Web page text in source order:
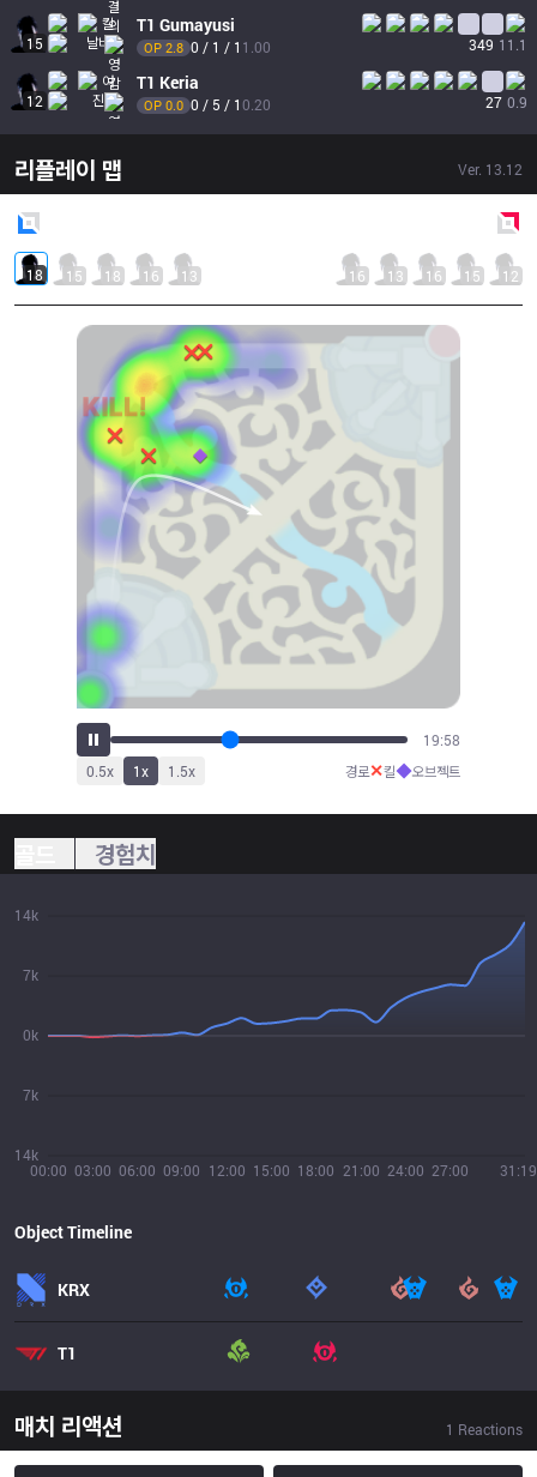
15
T1 Gumayusi
OP 2.8 0 / 1 / 1 1.00 349 11.1
12
T1 Keria
OP 0.0 0 / 5 / 10.20 27 0.9
리플레이 맵 Ver. 13.12
18 15 18 16 13 16 13 16 15 12
22:16
0.5x 1x 1.5x 경로✕킬◆오브젝트
경험치
00:00 03:00 06:00 09:00 12:00 15:00 18:00 21:00 24:00 27:00 31:19
14k
7k
0k
7k
14k
Object Timeline
KRX
T1
매치 리액션 1 Reactions